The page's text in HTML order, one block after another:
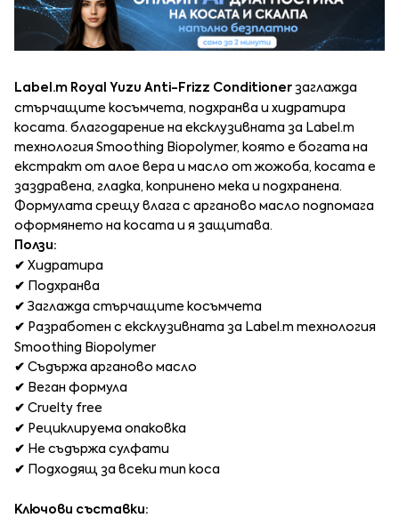
Label.m Royal Yuzu Anti-Frizz Conditioner заглажда
стърчащите косъмчета, подхранва и хидратира
косата. благодарение на ексклузивната за Label.m
технология Smoothing Biopolymer, която е богата на
екстракт от алое вера и масло от жожоба, косата е
заздравена, гладка, копринено мека и подхранена.
Формулата срещу влага с арганово масло подпомага
оформянето на косата и я защитава.
Ползи:
✔ Хидратира
✔
Подхранва
✔ Заглажда стърчащите косъмчета
✔ Разработен с ексклузивната за Label.m технология
Smoothing Biopolymer
✔ Съдържа арганово масло
✔ Веган формула
✔ Cruelty free
✔ Рециклируема опаковка
✔ Не съдържа сулфати
✔
Подходящ за всеки тип коса
Ключови съставки: